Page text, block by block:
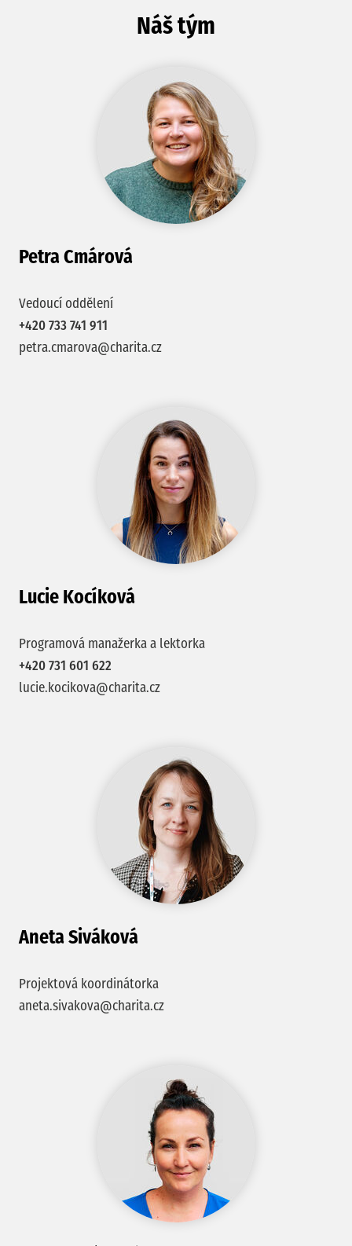
Náš tým
Petra Cmárová
Vedoucí oddělení
+420 733 741 911
petra.cmarova@charita.cz
Lucie Kocíková
Programová manažerka a lektorka
+420 731 601 622
lucie.kocikova@charita.cz
Aneta Siváková
Projektová koordinátorka
aneta.sivakova@charita.cz